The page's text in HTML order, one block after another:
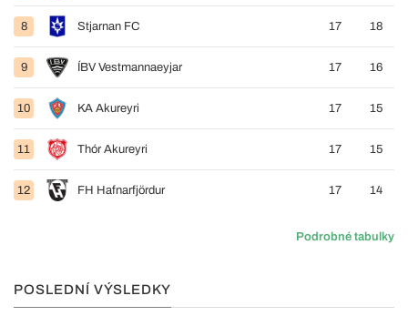
8 Stjarnan FC 17 18
9 ÍBV Vestmannaeyjar 17 16
10 KA Akureyri 17 15
11 Thór Akureyri 17 15
12 FH Hafnarfjördur 17 14
Podrobné tabulky
POSLEDNÍ VÝSLEDKY